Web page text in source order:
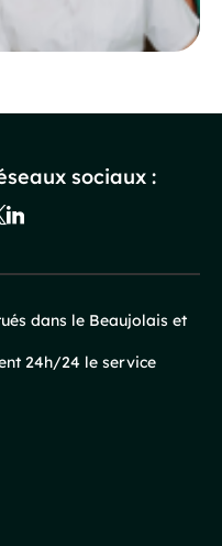
sociaux :
dans le Beaujolais et
24h/24 le service